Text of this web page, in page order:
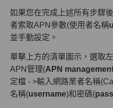
如果您在完成上述所有步驟
者索取APN參數(使用者名稱
並手動設定。
單擊上方的清單圖示，選取
APN管理(APN
定檔 - >輸入網路業者名稱
名稱(username)和密碼(